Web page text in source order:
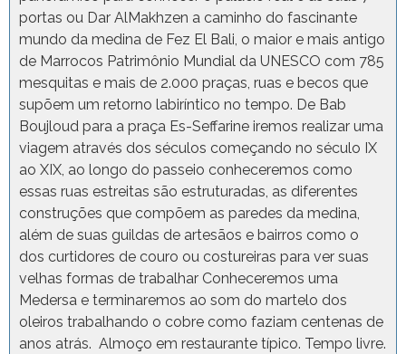
portas ou Dar AlMakhzen a caminho do fascinante
mundo da medina de Fez El Bali, o maior e mais antigo
de Marrocos Patrimônio Mundial da UNESCO com 785
mesquitas e mais de 2.000 praças, ruas e becos que
supõem um retorno labiríntico no tempo. De Bab
Boujloud para a praça Es-Seffarine iremos realizar uma
viagem através dos séculos começando no século IX
ao XIX, ao longo do passeio conheceremos como
essas ruas estreitas são estruturadas, as diferentes
construções que compõem as paredes da medina,
além de suas guildas de artesãos e bairros como o
dos curtidores de couro ou costureiras para ver suas
velhas formas de trabalhar Conheceremos uma
Medersa e terminaremos ao som do martelo dos
oleiros trabalhando o cobre como faziam centenas de
anos atrás. Almoço em restaurante típico. Tempo livre.